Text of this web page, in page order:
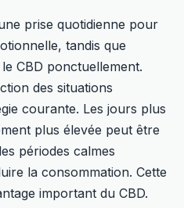
prise quotidienne pour
tandis que
CBD ponctuellement.
des situations
courante. Les jours plus
plus élevée peut être
périodes calmes
la consommation. Cette
important du CBD.